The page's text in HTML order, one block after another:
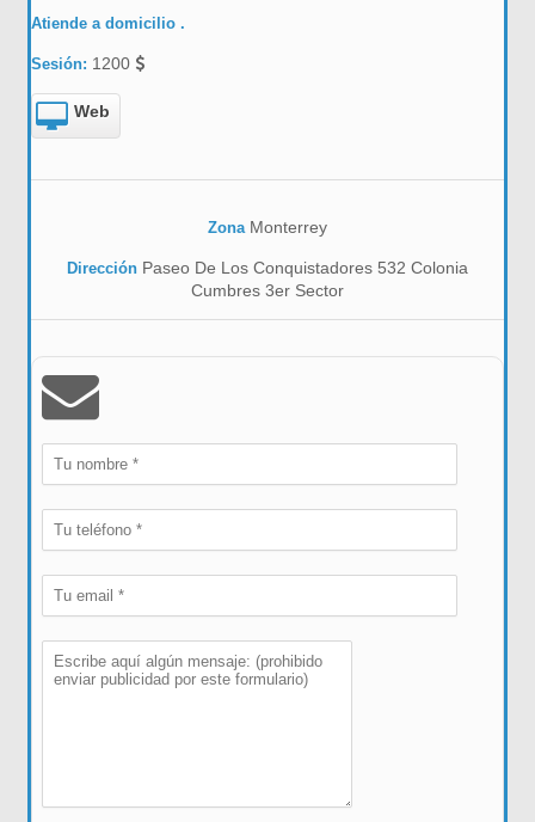
Atiende a domicilio .
Sesión: 1200
Web
Zona Monterrey
Dirección Paseo De Los Conquistadores 532 Colonia
Cumbres 3er Sector